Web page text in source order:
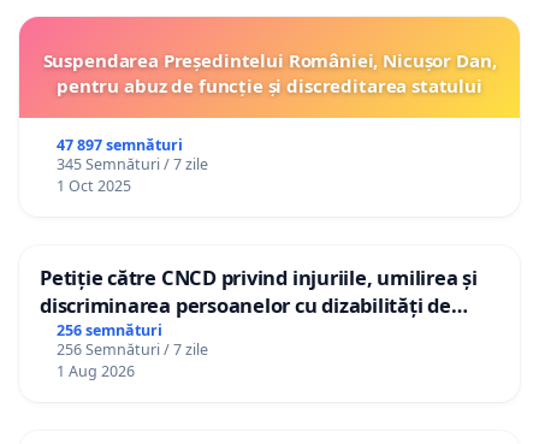
Suspendarea Președintelui României, Nicușor Dan,
pentru abuz de funcție și discreditarea statului
47 897 semnături
345 Semnături / 7 zile
1 Oct 2025
Petiție către CNCD privind injuriile, umilirea și
discriminarea persoanelor cu dizabilități de
către utilizatorul TikTok „Gorici”
256 semnături
256 Semnături / 7 zile
1 Aug 2026